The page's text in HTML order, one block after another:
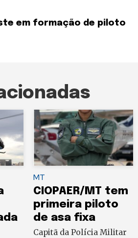
em formação de piloto
MT
CIOPAER/MT tem
primeira piloto
de asa fixa
Capitã da Polícia Militar